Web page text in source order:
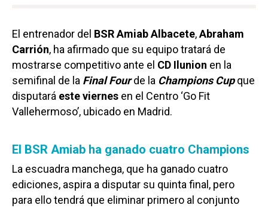
El entrenador del BSR Amiab Albacete,Abraham
Carrión, ha afirmado que su equipo tratará de
mostrarse competitivo ante el CD Ilunion en la
semifinal de la Final Fourde la Champions Cupque
disputará este viernes en el Centro ‘Go Fit
Vallehermoso’, ubicado en Madrid.
El BSR Amiab ha ganado cuatro Champions
La escuadra manchega, que ha ganado cuatro
ediciones, aspira a disputar su quinta final, pero
para ello tendrá que eliminar primero al conjunto